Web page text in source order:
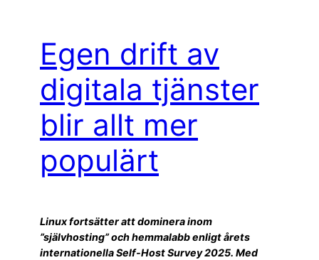
Egen drift av
digitala tjänster
blir allt mer
populärt
Linux fortsätter att dominera inom
”självhosting” och hemmalabb enligt årets
internationella Self-Host Survey 2025. Med